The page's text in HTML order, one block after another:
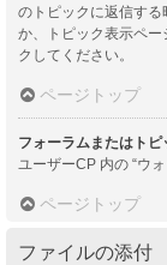
のトピックに返信す
か、トピック表示ペー
クしてください。
ページトップ
フォーラムまたはト
ユーザーCP 内の “ウ
ページトップ
ファイルの添付